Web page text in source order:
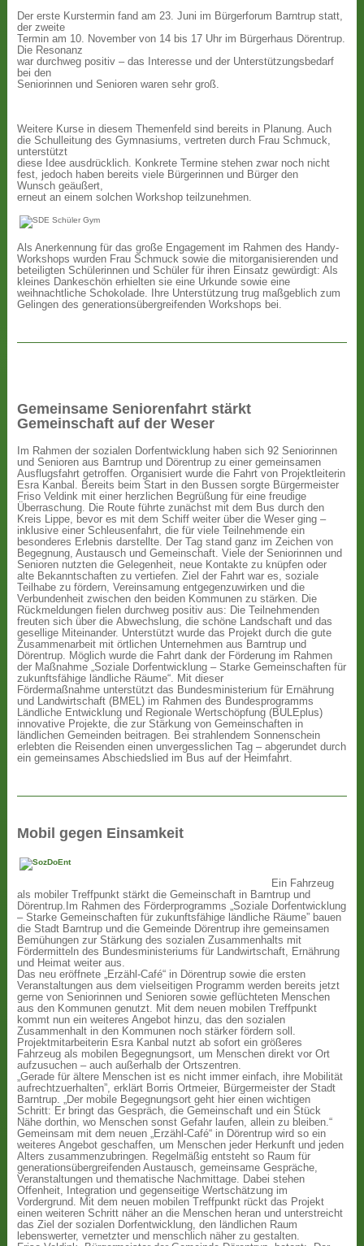
Der erste Kurstermin fand am 23. Juni im Bürgerforum Barntrup statt,
der zweite
Termin am 10. November von 14 bis 17 Uhr im Bürgerhaus Dörentrup.
Die Resonanz
war durchweg positiv – das Interesse und der Unterstützungsbedarf
bei den
Seniorinnen und Senioren waren sehr groß.
Weitere Kurse in diesem Themenfeld sind bereits in Planung. Auch
die Schulleitung des Gymnasiums, vertreten durch Frau Schmuck,
unterstützt
diese Idee ausdrücklich. Konkrete Termine stehen zwar noch nicht
fest, jedoch haben bereits viele Bürgerinnen und Bürger den
Wunsch geäußert,
erneut an einem solchen Workshop teilzunehmen.
Als Anerkennung für das große Engagement im Rahmen des Handy-
Workshops wurden Frau Schmuck sowie die mitorganisierenden und
beteiligten Schülerinnen und Schüler für ihren Einsatz gewürdigt: Als
kleines Dankeschön erhielten sie eine Urkunde sowie eine
weihnachtliche Schokolade. Ihre Unterstützung trug maßgeblich zum
Gelingen des generationsübergreifenden Workshops bei.
Gemeinsame Seniorenfahrt stärkt
Gemeinschaft auf der Weser
Im Rahmen der sozialen Dorfentwicklung haben sich 92 Seniorinnen
und Senioren aus Barntrup und Dörentrup zu einer gemeinsamen
Ausflugsfahrt getroffen. Organisiert wurde die Fahrt von Projektleiterin
Esra Kanbal. Bereits beim Start in den Bussen sorgte Bürgermeister
Friso Veldink mit einer herzlichen Begrüßung für eine freudige
Überraschung. Die Route führte zunächst mit dem Bus durch den
Kreis Lippe, bevor es mit dem Schiff weiter über die Weser ging –
inklusive einer Schleusenfahrt, die für viele Teilnehmende ein
besonderes Erlebnis darstellte. Der Tag stand ganz im Zeichen von
Begegnung, Austausch und Gemeinschaft. Viele der Seniorinnen und
Senioren nutzten die Gelegenheit, neue Kontakte zu knüpfen oder
alte Bekanntschaften zu vertiefen. Ziel der Fahrt war es, soziale
Teilhabe zu fördern, Vereinsamung entgegenzuwirken und die
Verbundenheit zwischen den beiden Kommunen zu stärken. Die
Rückmeldungen fielen durchweg positiv aus: Die Teilnehmenden
freuten sich über die Abwechslung, die schöne Landschaft und das
gesellige Miteinander. Unterstützt wurde das Projekt durch die gute
Zusammenarbeit mit örtlichen Unternehmen aus Barntrup und
Dörentrup. Möglich wurde die Fahrt dank der Förderung im Rahmen
der Maßnahme „Soziale Dorfentwicklung – Starke Gemeinschaften für
zukunftsfähige ländliche Räume“. Mit dieser
Fördermaßnahme unterstützt das Bundesministerium für Ernährung
und Landwirtschaft (BMEL) im Rahmen des Bundesprogramms
Ländliche Entwicklung und Regionale Wertschöpfung (BULEplus)
innovative Projekte, die zur Stärkung von Gemeinschaften in
ländlichen Gemeinden beitragen. Bei strahlendem Sonnenschein
erlebten die Reisenden einen unvergesslichen Tag – abgerundet durch
ein gemeinsames Abschiedslied im Bus auf der Heimfahrt.
Mobil gegen Einsamkeit
Ein Fahrzeug
als mobiler Treffpunkt stärkt die Gemeinschaft in Barntrup und
Dörentrup.Im Rahmen des Förderprogramms „Soziale Dorfentwicklung
– Starke Gemeinschaften für zukunftsfähige ländliche Räume” bauen
die Stadt Barntrup und die Gemeinde Dörentrup ihre gemeinsamen
Bemühungen zur Stärkung des sozialen Zusammenhalts mit
Fördermitteln des Bundesministeriums für Landwirtschaft, Ernährung
und Heimat weiter aus.
Das neu eröffnete „Erzähl-Café“ in Dörentrup sowie die ersten
Veranstaltungen aus dem vielseitigen Programm werden bereits jetzt
gerne von Seniorinnen und Senioren sowie geflüchteten Menschen
aus den Kommunen genutzt. Mit dem neuen mobilen Treffpunkt
kommt nun ein weiteres Angebot hinzu, das den sozialen
Zusammenhalt in den Kommunen noch stärker fördern soll.
Projektmitarbeiterin Esra Kanbal nutzt ab sofort ein größeres
Fahrzeug als mobilen Begegnungsort, um Menschen direkt vor Ort
aufzusuchen – auch außerhalb der Ortszentren.
„Gerade für ältere Menschen ist es nicht immer einfach, ihre Mobilität
aufrechtzuerhalten”, erklärt Borris Ortmeier, Bürgermeister der Stadt
Barntrup. „Der mobile Begegnungsort geht hier einen wichtigen
Schritt: Er bringt das Gespräch, die Gemeinschaft und ein Stück
Nähe dorthin, wo Menschen sonst Gefahr laufen, allein zu bleiben.“
Gemeinsam mit dem neuen „Erzähl-Café“ in Dörentrup wird so ein
weiteres Angebot geschaffen, um Menschen jeder Herkunft und jeden
Alters zusammenzubringen. Regelmäßig entsteht so Raum für
generationsübergreifenden Austausch, gemeinsame Gespräche,
Veranstaltungen und thematische Nachmittage. Dabei stehen
Offenheit, Integration und gegenseitige Wertschätzung im
Vordergrund. Mit dem neuen mobilen Treffpunkt rückt das Projekt
einen weiteren Schritt näher an die Menschen heran und unterstreicht
das Ziel der sozialen Dorfentwicklung, den ländlichen Raum
lebenswerter, vernetzter und menschlich näher zu gestalten.